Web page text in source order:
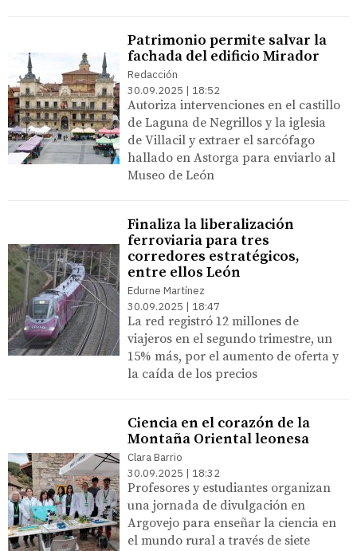
Patrimonio permite salvar la
fachada del edificio Mirador
Redacción
30.09.2025 | 18:52
Autoriza intervenciones en el castillo
de Laguna de Negrillos y la iglesia
de Villacil y extraer el sarcófago
hallado en Astorga para enviarlo al
Museo de León
Finaliza la liberalización
ferroviaria para tres
corredores estratégicos,
entre ellos León
Edurne Martínez
30.09.2025 | 18:47
La red registró 12 millones de
viajeros en el segundo trimestre, un
15% más, por el aumento de oferta y
la caída de los precios
Ciencia en el corazón de la
Montaña Oriental leonesa
Clara Barrio
30.09.2025 | 18:32
Profesores y estudiantes organizan
una jornada de divulgación en
Argovejo para enseñar la ciencia en
el mundo rural a través de siete